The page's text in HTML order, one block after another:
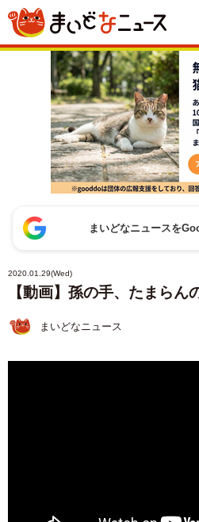
まいどなニュースを
2020.01.29(Wed)
【動画】孫の手、たまらん
まいどなニュース